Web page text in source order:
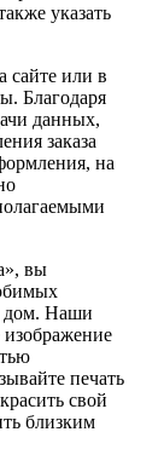
указать
сайте или в
Благодаря
данных,
заказа
на
вы
дом. Наши
печать
свой
близким